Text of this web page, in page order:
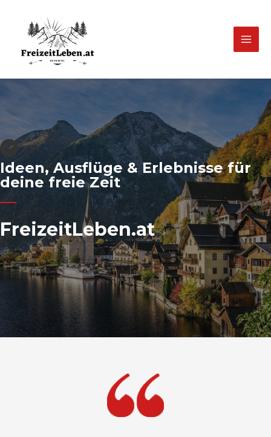
springen
Main
Ideen, Ausflüge & Erlebnisse für
deine freie Zeit
FreizeitLeben.at